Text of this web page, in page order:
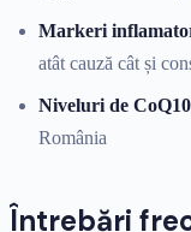
Markeri
atât cauză cât și
Niveluri de
România
Întrebări